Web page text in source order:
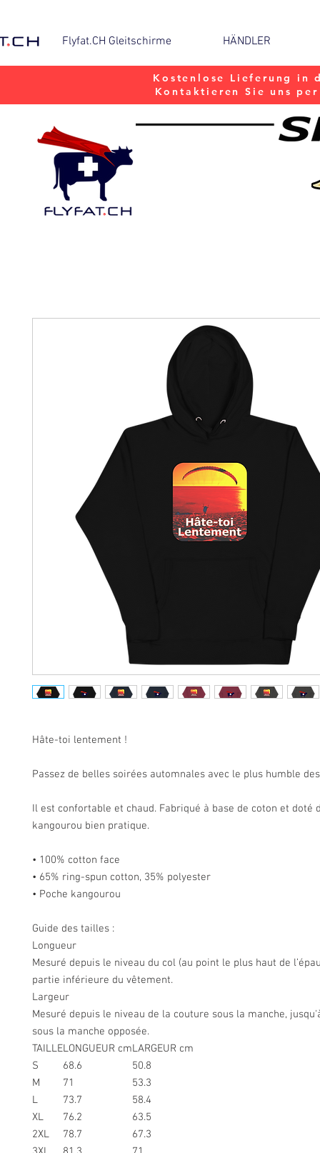
Flyfat.CH Gleitschirme HÄNDLER
Kostenlose Lieferung in
Kontaktieren Sie uns
Hâte-toi lentement !
Passez de belles soirées automnales avec le plus humble
Il est confortable et chaud. Fabriqué à base de coton et doté
kangourou bien pratique.
• 100% cotton face
• 65% ring-spun cotton, 35% polyester
• Poche kangourou
Guide des tailles :
Longueur
Mesuré depuis le niveau du col (au point le plus haut de
partie inférieure du vêtement.
Largeur
Mesuré depuis le niveau de la couture sous la manche,
sous la manche opposée.
TAILLELONGUEUR cmLARGEUR cm
S
68.6
50.8
M
71
53.3
L
73.7
58.4
XL
76.2
63.5
2XL
78.7
67.3